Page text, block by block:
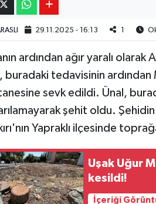
29.11.2025 - 16:13 1
ardından ağır yaralı
buradaki tedavisinin
sevk edildi. Ünal,
şehit oldu.
Yapraklı ilçesinde
Uşak Uğur
kesildi!
İçeriği